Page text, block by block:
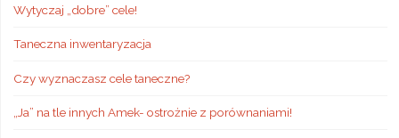
Wytyczaj „dobre” cele!
Taneczna inwentaryzacja
Czy wyznaczasz cele taneczne?
„Ja” na tle innych Amek- ostrożnie z porównaniami!